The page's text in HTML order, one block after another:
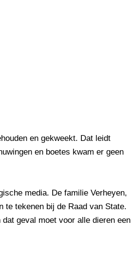
en gekweekt. Dat leidt
en boetes kwam er geen
media. De familie Verheyen,
te tekenen bij de Raad van State.
geval moet voor alle dieren een